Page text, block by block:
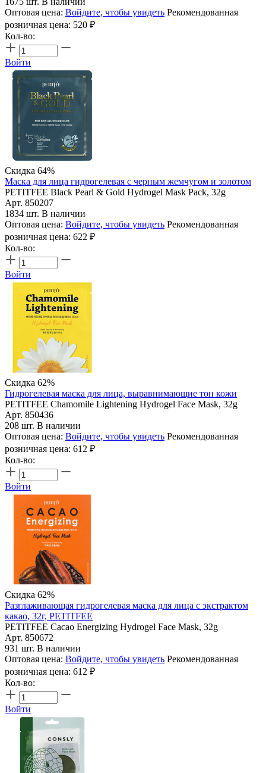
Оптовая цена: Войдите, чтобы увидеть Рекомендованная
розничная цена: 520 ₽
Кол-во:
Войти
Скидка 64%
Маска для лица гидрогелевая с черным жемчугом и золотом
PETITFEE Black Pearl & Gold Hydrogel Mask Pack, 32g
Арт. 850207
1834 шт. В наличии
Оптовая цена: Войдите, чтобы увидеть Рекомендованная
розничная цена: 622 ₽
Кол-во:
Войти
Скидка 62%
Гидрогелевая маска для лица, выравнимающие тон кожи
PETITFEE Chamomile Lightening Hydrogel Face Mask, 32g
Арт. 850436
208 шт. В наличии
Оптовая цена: Войдите, чтобы увидеть Рекомендованная
розничная цена: 612 ₽
Кол-во:
Войти
Скидка 62%
Разглаживающая гидрогелевая маска для лица с экстрактом
какао, 32г, PETITFEE
PETITFEE Cacao Energizing Hydrogel Face Mask, 32g
Арт. 850672
931 шт. В наличии
Оптовая цена: Войдите, чтобы увидеть Рекомендованная
розничная цена: 612 ₽
Кол-во:
Войти